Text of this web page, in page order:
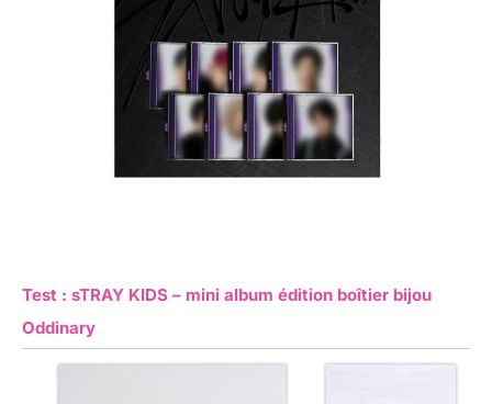
Test : sTRAY KIDS – mini album édition boîtier bijou
Oddinary